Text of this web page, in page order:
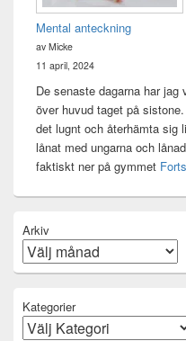
Mental anteckning
av Micke
11 april, 2024
De senaste dagarna har
över huvud taget på
det lugnt och återhämta sig
lånat med ungarna och
faktiskt ner på gymmet
Arkiv
Kategorier